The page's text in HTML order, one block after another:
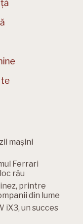
mașini
Ferrari
rău
printre
din lume
iX3, un succes